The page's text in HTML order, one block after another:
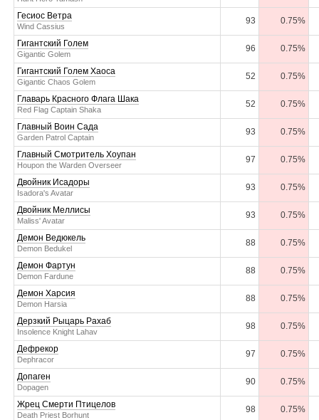
Гесиос Ветра
Wind Cassius
93 0.75%
Гигантский Голем
Gigantic Golem
96 0.75%
Гигантский Голем Хаоса
Gigantic Chaos Golem
52 0.75%
Главарь Красного Флага Шака
Red Flag Captain Shaka
52 0.75%
Главный Воин Сада
Garden Patrol Captain
93 0.75%
Главный Смотритель Хоупан
Houpon the Warden Overseer
97 0.75%
Двойник Исадоры
Isadora's Avatar
93 0.75%
Двойник Меллисы
Maliss' Avatar
93 0.75%
Демон Ведюкель
Demon Bedukel
88 0.75%
Демон Фартун
Demon Fardune
88 0.75%
Демон Харсия
Demon Harsia
88 0.75%
Дерзкий Рыцарь Рахаб
Insolence Knight Lahav
98 0.75%
Дефрекор
Dephracor
97 0.75%
Допаген
Dopagen
90 0.75%
Жрец Смерти Птицелов
Death Priest Borhunt
98 0.75%